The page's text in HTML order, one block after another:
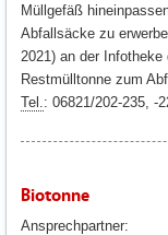
Müllgefäß
Abfallsäcke zu
2021) an der
Restmülltonne zum
Tel. : 06821/202-235, -
Biotonne
Ansprechpartner: